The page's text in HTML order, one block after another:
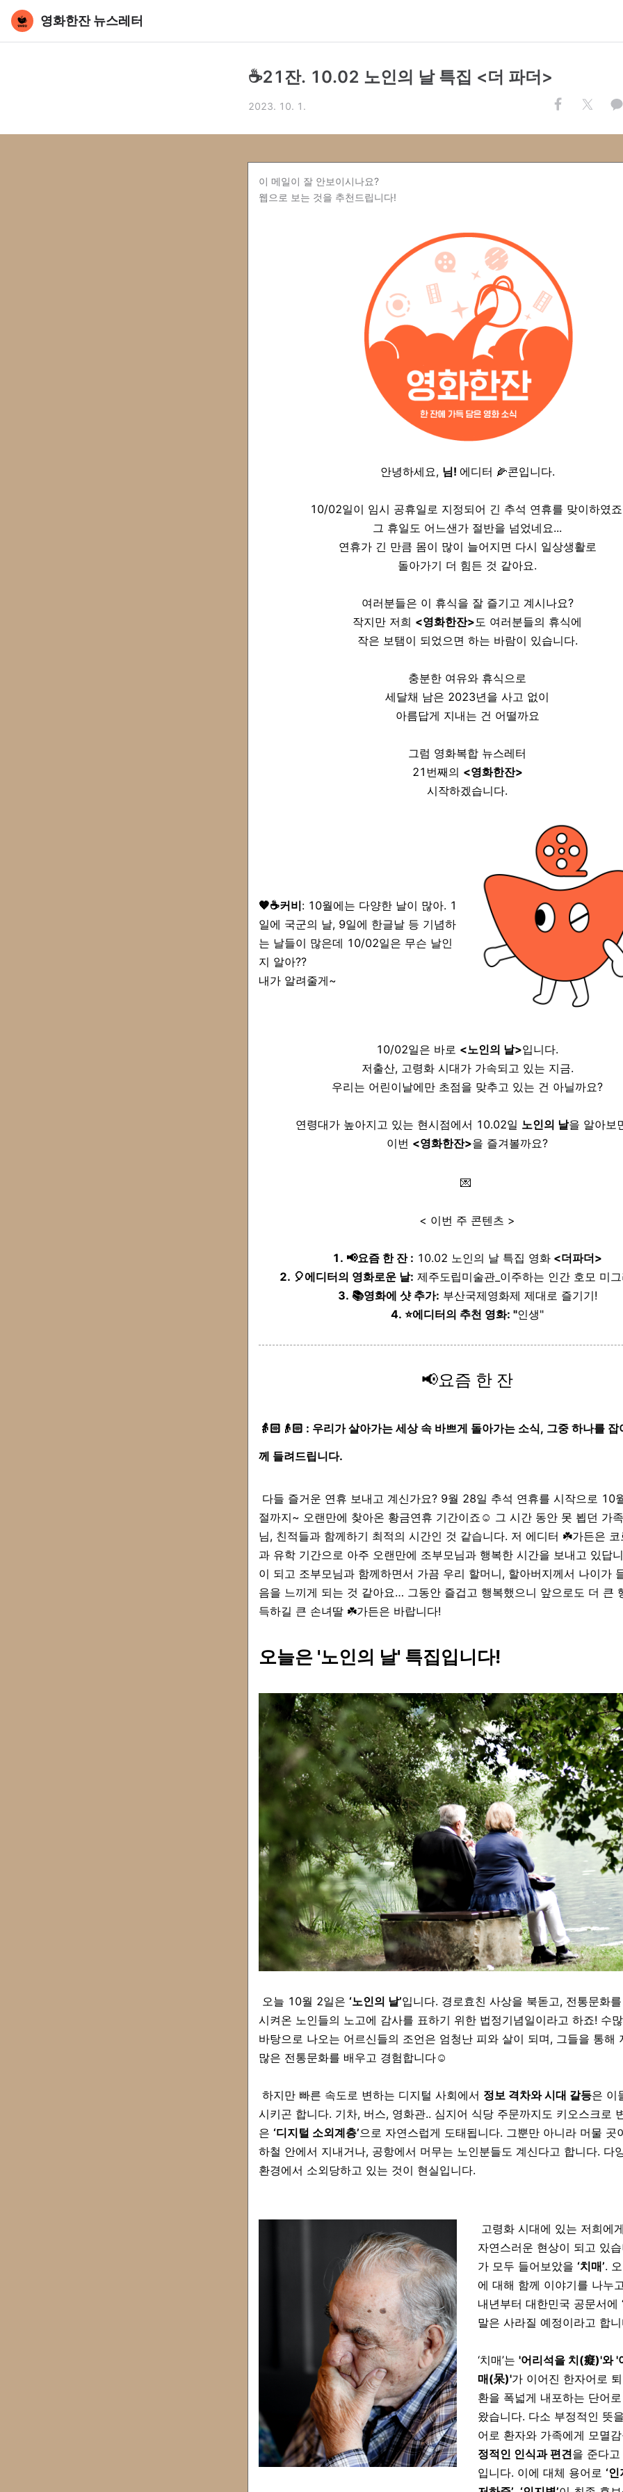
영화한잔 뉴스레터
☕️21잔. 10.02 노인의 날 특집 <더 파더>
2023. 10. 1.
이 메일이 잘 안보이시나요?
웹으로 보는 것을 추천드립니다!
안녕하세요, 님! 에디터 🌽콘입니다.
10/02일이 임시 공휴일로 지정되어 긴 추석 연휴를 맞이하였
그 휴일도 어느샌가 절반을 넘었네요...
연휴가 긴 만큼 몸이 많이 늘어지면 다시 일상생활로
돌아가기 더 힘든 것 같아요.
여러분들은 이 휴식을 잘 즐기고 계시나요?
작지만 저희 <영화한잔>도 여러분들의 휴식에
작은 보탬이 되었으면 하는 바람이 있습니다.
충분한 여유와 휴식으로
세달채 남은 2023년을 사고 없이
아름답게 지내는 건 어떨까요
그럼 영화복합 뉴스레터
21번째의 <영화한잔>
시작하겠습니다.
🧡☕️커비: 10월에는 다양한 날이 많아. 1
일에 국군의 날, 9일에 한글날 등 기념하
는 날들이 많은데 10/02일은 무슨 날인
지 알아??
내가 알려줄게~
10/02일은 바로 <노인의 날>입니다.
저출산, 고령화 시대가 가속되고 있는 지금.
우리는 어린이날에만 초점을 맞추고 있는 건 아닐까요?
연령대가 높아지고 있는 현시점에서 10.02일 노인의 날을 알아보
이번 <영화한잔>을 즐겨볼까요?
💌
< 이번 주 콘텐츠 >
1. 📢요즘 한 잔 : 10.02 노인의 날 특집 영화 <더파더>
2. 🎈에디터의 영화로운 날: 제주도립미술관_이주하는 인간 호모 미
3. 📚영화에 샷 추가: 부산국제영화제 제대로 즐기기!
4. ⭐에디터의 추천 영화: "인생"
📢요즘 한 잔
👵🏻👴🏻 : 우리가 살아가는 세상 속 바쁘게 돌아가는 소식, 그중 하나를 잡
께 들려드립니다.
다들 즐거운 연휴 보내고 계신가요? 9월 28일 추석 연휴를 시작으로 10
절까지~ 오랜만에 찾아온 황금연휴 기간이죠☺️ 그 시간 동안 못 뵙던 가
님, 친적들과 함께하기 최적의 시간인 것 같습니다. 저 에디터 ☘️가든은
과 유학 기간으로 아주 오랜만에 조부모님과 행복한 시간을 보내고 있답
이 되고 조부모님과 함께하면서 가끔 우리 할머니, 할아버지께서 나이가
음을 느끼게 되는 것 같아요… 그동안 즐겁고 행복했으니 앞으로도 더 큰
득하길 큰 손녀딸 ☘️가든은 바랍니다!
오늘은 '노인의 날' 특집입니다!
오늘 10월 2일은 ‘노인의 날’입니다. 경로효친 사상을 북돋고, 전통문화
시켜온 노인들의 노고에 감사를 표하기 위한 법정기념일이라고 하죠! 수
바탕으로 나오는 어르신들의 조언은 엄청난 피와 살이 되며, 그들을 통해
많은 전통문화를 배우고 경험합니다☺️
하지만 빠른 속도로 변하는 디지털 사회에서 정보 격차와 시대 갈등은 이
시키곤 합니다. 기차, 버스, 영화관.. 심지어 식당 주문까지도 키오스크로
은 ‘디지털 소외계층’으로 자연스럽게 도태됩니다. 그뿐만 아니라 머물 곳
하철 안에서 지내거나, 공항에서 머무는 노인분들도 계신다고 합니다. 다
환경에서 소외당하고 있는 것이 현실입니다.
고령화 시대에 있는 저희에게
자연스러운 현상이 되고 있
가 모두 들어보았을 ‘치매’.
에 대해 함께 이야기를 나누
내년부터 대한민국 공문서에
말은 사라질 예정이라고 합
‘치매’는 '어리석을 치(癡)'와 '
매(呆)'가 이어진 한자어로
환을 폭넓게 내포하는 단어
왔습니다. 다소 부정적인 뜻
어로 환자와 가족에게 모멸
정적인 인식과 편견을 준다
입니다. 이에 대체 용어로 ‘